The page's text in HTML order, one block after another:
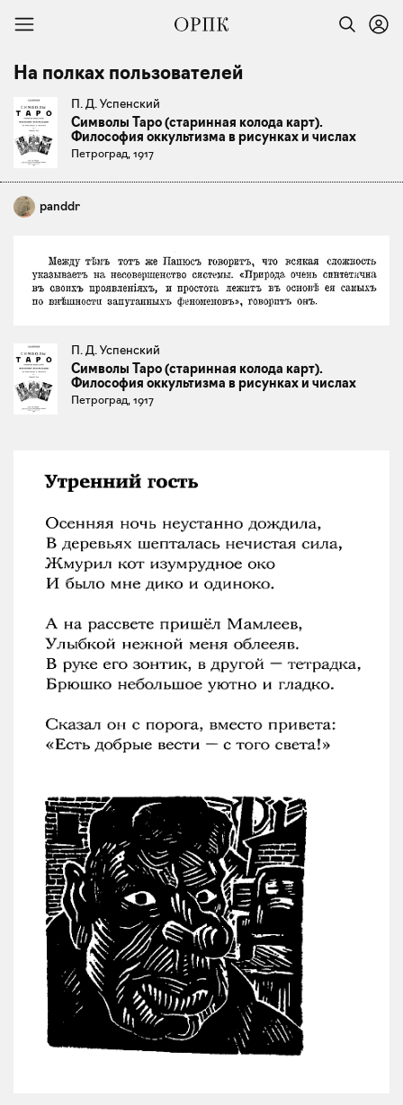
На полках пользователей
П. Д. Успенский
Символы Таро (старинная колода карт).
Философия оккультизма в рисунках и числах
Петроград, 1917
panddr
П. Д. Успенский
Символы Таро (старинная колода карт).
Философия оккультизма в рисунках и числах
Петроград, 1917